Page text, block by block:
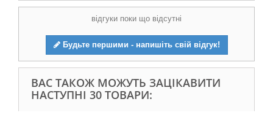
відгуки поки що відсутні
Будьте першими - напишіть свій відгук!
ВАС ТАКОЖ МОЖУТЬ ЗАЦІКАВИТИ
НАСТУПНІ 30 ТОВАРИ: